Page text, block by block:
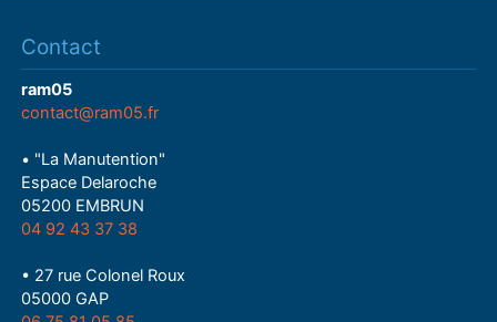
Contact
ram05
contact@ram05.fr
• "La Manutention"
Espace Delaroche
05200 EMBRUN
04 92 43 37 38
• 27 rue Colonel Roux
05000 GAP